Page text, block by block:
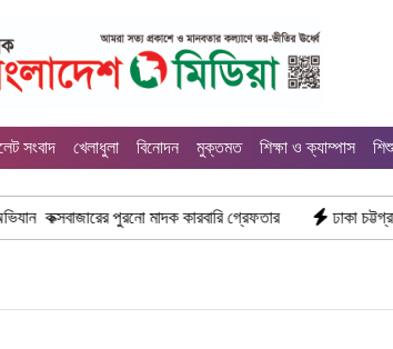
সংবাদ খেলাধুলা বিনোদন মুক্তমত শিক্ষা ও ক্যাম্পাস
পুরনো মাদক কারবারি গ্রেফতার ঢাকা চট্টগ্রাম মহাসড়ক